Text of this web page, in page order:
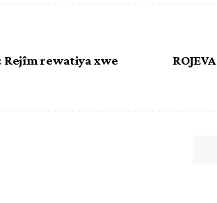
Rejîm rewatiya xwe